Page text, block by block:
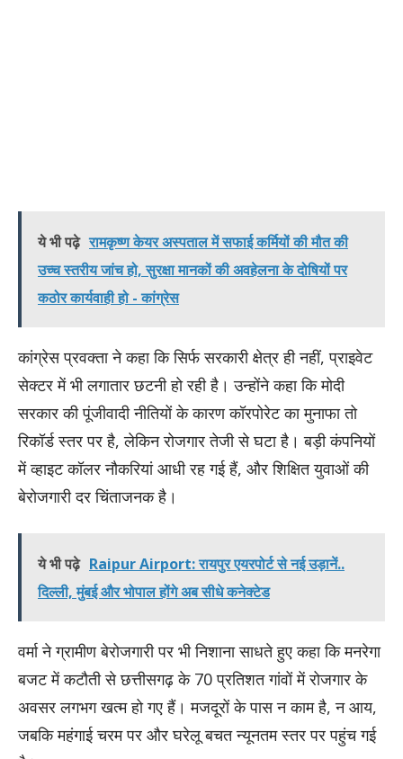
ये भी पढ़े रामकृष्ण केयर अस्पताल में सफाई कर्मियों की मौत की
उच्च स्तरीय जांच हो, सुरक्षा मानकों की अवहेलना के दोषियों पर
कठोर कार्यवाही हो - कांग्रेस
कांग्रेस प्रवक्ता ने कहा कि सिर्फ सरकारी क्षेत्र ही नहीं, प्राइवेट
सेक्टर में भी लगातार छटनी हो रही है। उन्होंने कहा कि मोदी
सरकार की पूंजीवादी नीतियों के कारण कॉरपोरेट का मुनाफा तो
रिकॉर्ड स्तर पर है, लेकिन रोजगार तेजी से घटा है। बड़ी कंपनियों
में व्हाइट कॉलर नौकरियां आधी रह गई हैं, और शिक्षित युवाओं की
बेरोजगारी दर चिंताजनक है।
ये भी पढ़े Raipur Airport: रायपुर एयरपोर्ट से नई उड़ानें..
दिल्ली, मुंबई और भोपाल होंगे अब सीधे कनेक्टेड
वर्मा ने ग्रामीण बेरोजगारी पर भी निशाना साधते हुए कहा कि मनरेगा
बजट में कटौती से छत्तीसगढ़ के 70 प्रतिशत गांवों में रोजगार के
अवसर लगभग खत्म हो गए हैं। मजदूरों के पास न काम है, न आय,
जबकि महंगाई चरम पर और घरेलू बचत न्यूनतम स्तर पर पहुंच गई